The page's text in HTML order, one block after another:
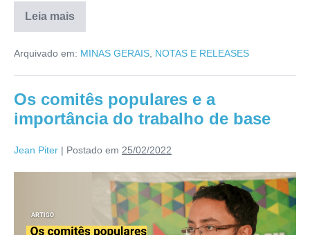
Leia mais
Arquivado em: MINAS GERAIS NOTAS E RELEASES
Os comitês populares e a
importância do trabalho de base
Jean Piter | Postado em 25/02/2022